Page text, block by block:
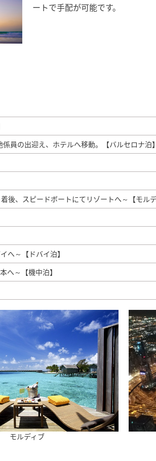
ートで手配が可能です。
係員の出迎え、ホテルへ移動。【バルセロナ泊
後、スピードボートにてリゾートへ～【モル
へ～【ドバイ泊】
へ～【機中泊】
モルディブ